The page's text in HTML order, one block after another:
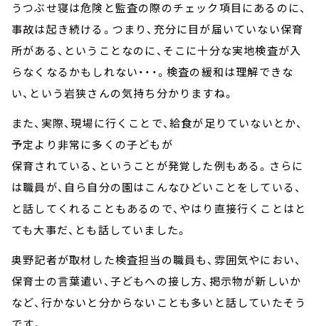
うつぶせ寝は危険と監査の際のチェック項目にあるのに、
事故は起き続ける。つまり、充分に目が届いていない保育
所がある、ということなのに、そこに十分な実地検査が入
らなくなるかもしれない・・・。検査の緩和は理解できな
い、という岩狭さんの気持ち分かりますね。
また、実際、現場に行くことで、給食が足りていないとか、
予定より非常に多くの子どもが
保育されている、ということが発覚した例もある。さらに
は職員が、自ら自分の園はこんなひどいことをしている、
と話してくれることもあるので、やはり直接行くことはと
ても大事だ、とも話していました。
奥野記者が取材した検査担当の職員も、雰囲気やにおい、
保育士の言葉遣い、子どもへの接し方、掲示物が新しいか
など、行かないと分からないことも多いと話していたそう